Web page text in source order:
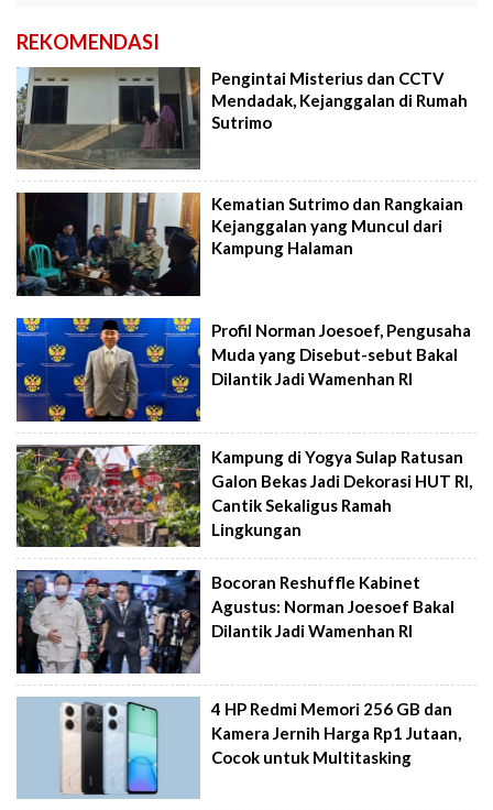
REKOMENDASI
Pengintai Misterius dan CCTV
Mendadak, Kejanggalan di Rumah
Sutrimo
Kematian Sutrimo dan Rangkaian
Kejanggalan yang Muncul dari
Kampung Halaman
Profil Norman Joesoef, Pengusaha
Muda yang Disebut-sebut Bakal
Dilantik Jadi Wamenhan RI
Kampung di Yogya Sulap Ratusan
Galon Bekas Jadi Dekorasi HUT RI,
Cantik Sekaligus Ramah
Lingkungan
Bocoran Reshuffle Kabinet
Agustus: Norman Joesoef Bakal
Dilantik Jadi Wamenhan RI
4 HP Redmi Memori 256 GB dan
Kamera Jernih Harga Rp1 Jutaan,
Cocok untuk Multitasking